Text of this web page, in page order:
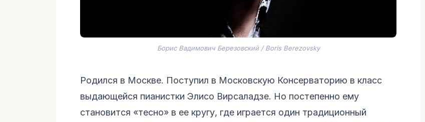
Борис Вадимович Березовский / Boris Berezovsky
Родился в Москве. Поступил в Московскую Консерваторию в класс
выдающейся пианистки Элисо Вирсаладзе. Но постепенно ему
становится «тесно» в ее кругу, где играется один традиционный